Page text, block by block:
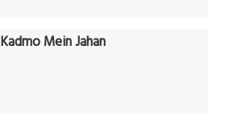
Kadmo Mein Jahan